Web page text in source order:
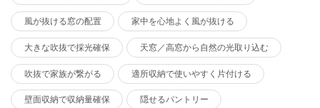
風が抜ける窓の配置 家中を心地よく風が抜ける
大きな吹抜で採光確保 天窓／高窓から自然の光取り込む
吹抜で家族が繋がる 適所収納で使いやすく片付ける
壁面収納で収納量確保 隠せるパントリー